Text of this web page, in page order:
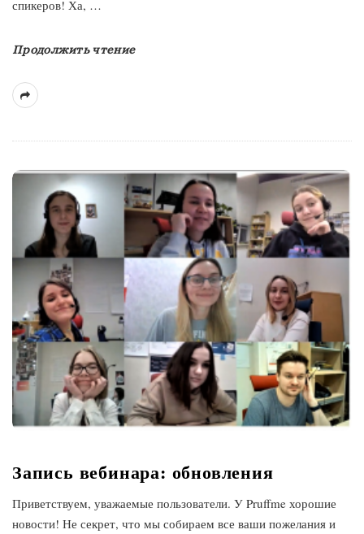
спикеров! Ха, …
Продолжить чтение
Запись вебинара: обновления
Приветствуем, уважаемые пользователи. У Pruffme хорошие
новости! Не секрет, что мы собираем все ваши пожелания и